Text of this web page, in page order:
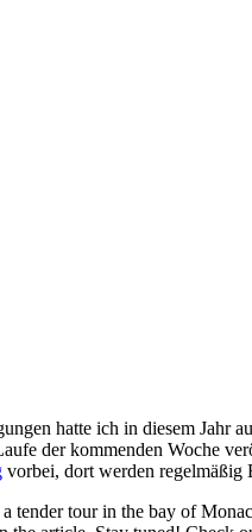
hatte ich in diesem Jahr
der kommenden Woche
vorbei, dort werden regelmäßig
tender tour in the bay of